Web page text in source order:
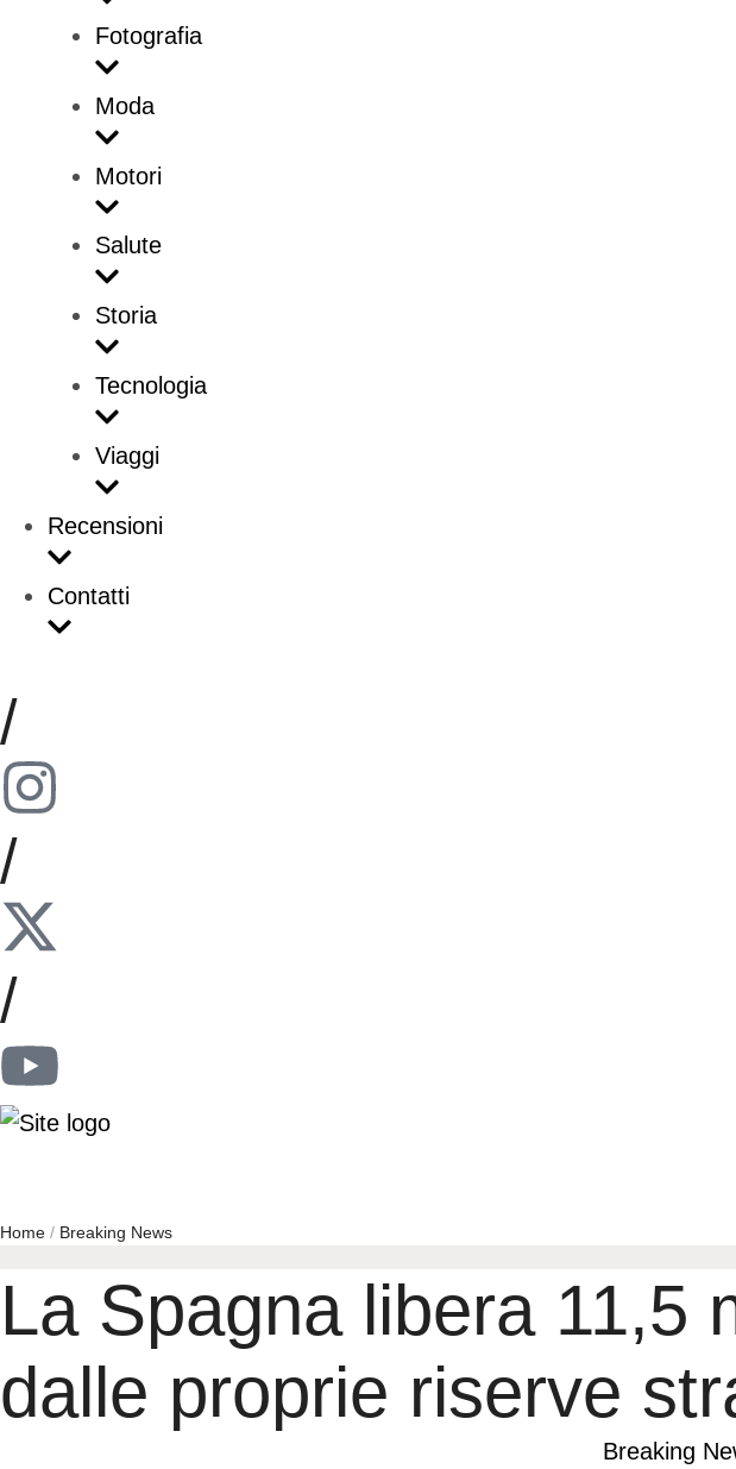
Fotografia
Moda
Motori
Salute
Storia
Tecnologia
Viaggi
Recensioni
Contatti
/
/
/
Home / Breaking News
La Spagna libera 11,5
dalle proprie riserve
Breaking